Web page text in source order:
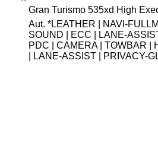
Gran Turismo 535xd High
Aut. *LEATHER | NAVI-
SOUND | ECC | LANE-
PDC | CAMERA | TOWBAR |
| LANE-ASSIST | PRIVACY-